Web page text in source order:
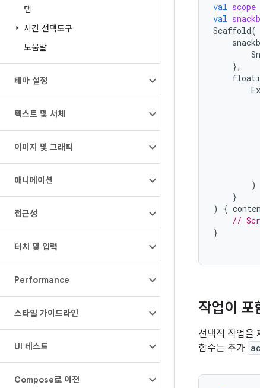
탭
시간 선택도구
도움말
테마 설정
텍스트 및 서체
이미지 및 그래픽
애니메이션
접근성
터치 및 입력
Performance
스타일 가이드라인
UI 테스트
Compose로 이전
val scope
val
Scaffold(
},
)
}
)
{
//
}
작업이 포
선택적 작업을
함수는 추가